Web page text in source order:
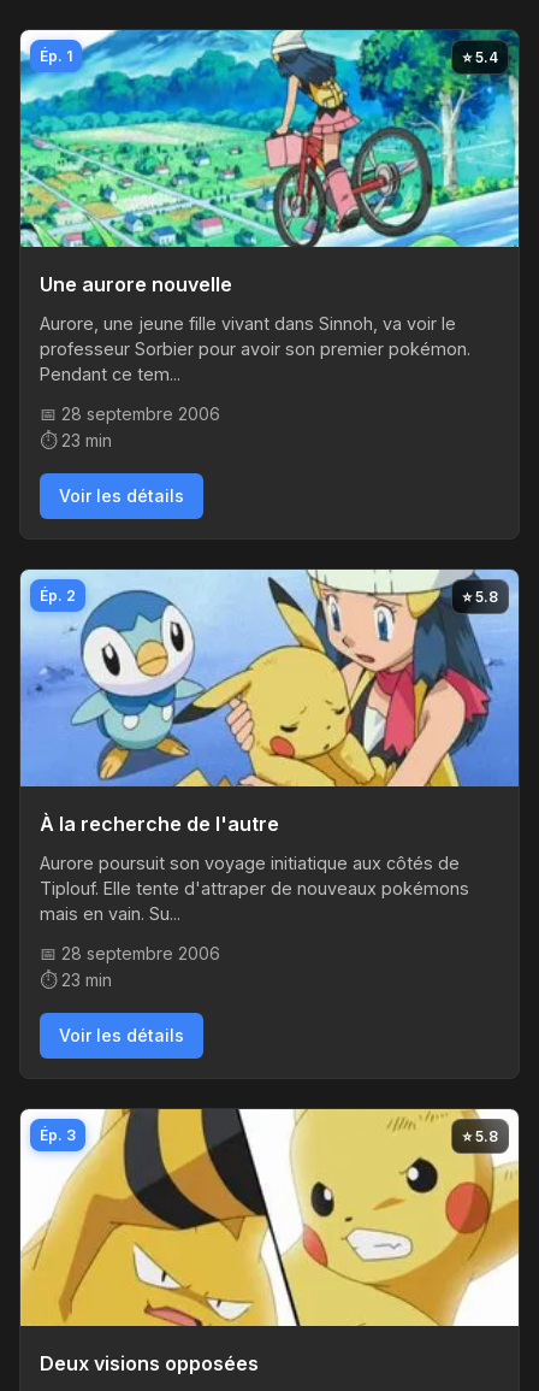
Ép. 1 ⭐ 5.4
Une aurore nouvelle
Aurore, une jeune fille vivant dans Sinnoh, va voir le
professeur Sorbier pour avoir son premier pokémon.
Pendant ce tem...
📅 28 septembre 2006
⏱️ 23 min
Voir les détails
Ép. 2 ⭐ 5.8
À la recherche de l'autre
Aurore poursuit son voyage initiatique aux côtés de
Tiplouf. Elle tente d'attraper de nouveaux pokémons
mais en vain. Su...
📅 28 septembre 2006
⏱️ 23 min
Voir les détails
Ép. 3 ⭐ 5.8
Deux visions opposées